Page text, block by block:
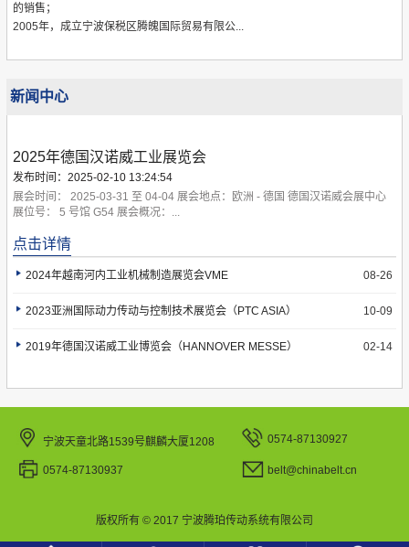
的销售；
2005年，成立宁波保税区腾魄国际贸易有限公...
新闻中心
2025年德国汉诺威工业展览会
发布时间：2025-02-10 13:24:54
展会时间： 2025-03-31 至 04-04 展会地点：欧洲 - 德国 德国汉诺威会展中心
展位号： 5 号馆 G54 展会概况：...
点击详情
2024年越南河内工业机械制造展览会VME 08-26
2023亚洲国际动力传动与控制技术展览会（PTC ASIA） 10-09
2019年德国汉诺威工业博览会（HANNOVER MESSE） 02-14
宁波天童北路1539号麒麟大厦1208 0574-87130927
0574-87130937 belt@chinabelt.cn
版权所有 © 2017 宁波腾珀传动系统有限公司